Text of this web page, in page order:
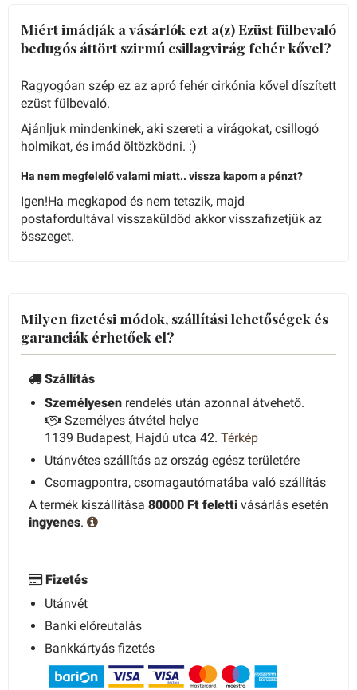
Miért imádják a vásárlók ezt a(z) Ezüst fülbevaló
bedugós áttört szirmú csillagvirág fehér kővel?
Ragyogóan szép ez az apró fehér cirkónia kővel díszített
ezüst fülbevaló.
Ajánljuk mindenkinek, aki szereti a virágokat, csillogó
holmikat, és imád öltözködni. :)
Ha nem megfelelő valami miatt.. vissza kapom a pénzt?
Igen!Ha megkapod és nem tetszik, majd
postafordultával visszaküldöd akkor visszafizetjük az
összeget.
Milyen fizetési módok, szállítási lehetőségek és
garanciák érhetőek el?
Szállítás
Személyesen rendelés után azonnal átvehető.
Személyes átvétel helye
1139 Budapest, Hajdú utca 42. Térkép
Utánvétes szállítás az ország egész területére
Csomagpontra, csomagautómatába való szállítás
A termék kiszállítása 80000 Ft feletti vásárlás esetén
ingyenes.
Fizetés
Utánvét
Banki előreutalás
Bankkártyás fizetés